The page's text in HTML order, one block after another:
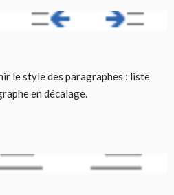
le style des paragraphes : liste
en décalage.